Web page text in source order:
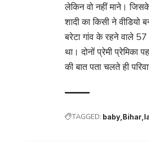
लेकिन वो नहीं माने। जिसके
शादी का किसी ने वीडियो
बरेटा गांव के रहने वाले
था। दोनों प्रेमी प्रेमिका
की बात पता चलते ही
TAGGED: baby Bihar